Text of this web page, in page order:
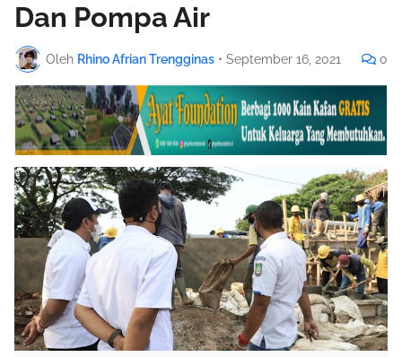
Dan Pompa Air
Oleh Rhino Afrian Trengginas • September 16, 2021 0